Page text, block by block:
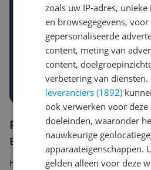
Gewenste daling of bedrag
-10% -15%
Prijsalert
Reviews
Er zijn nog geen reviews
Heb jij dit product in bezit en wil
zoals uw IP-adres,
en browsegegevens, voor
gepersonaliseerde
content, meting van
content,
verbetering van diensten.
leveranciers (1892)
ook verwerken voor deze
doeleinden, waaronder
nauwkeurige
apparaateigenschappen.
gelden alleen voor deze